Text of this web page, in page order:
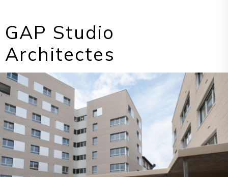
GAP Studio
Architectes